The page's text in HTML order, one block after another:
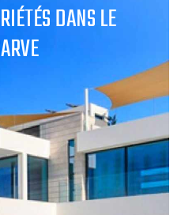
DANS LE